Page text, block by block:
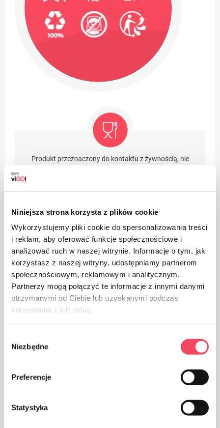
Niniejsza strona korzysta z plików cookie
Wykorzystujemy pliki cookie do spersonalizowania treści
i reklam, aby oferować funkcje społecznościowe i
analizować ruch w naszej witrynie. Informacje o tym, jak
korzystasz z naszej witryny, udostępniamy partnerom
społecznościowym, reklamowym i analitycznym.
Partnerzy mogą połączyć te informacje z innymi danymi
otrzymanymi od Ciebie lub uzyskanymi podczas
korzystania z ich usług.
zgody
Niezbędne
Preferencje
Statystyka
Produkt przeznaczony do kontaktu z żywnością, nie
Opakowanie wykonane z papieru
Dbaj o czystość, opakowania po zużytym produkcie